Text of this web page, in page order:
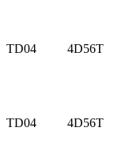
TD04 4D56T
TD04 4D56T